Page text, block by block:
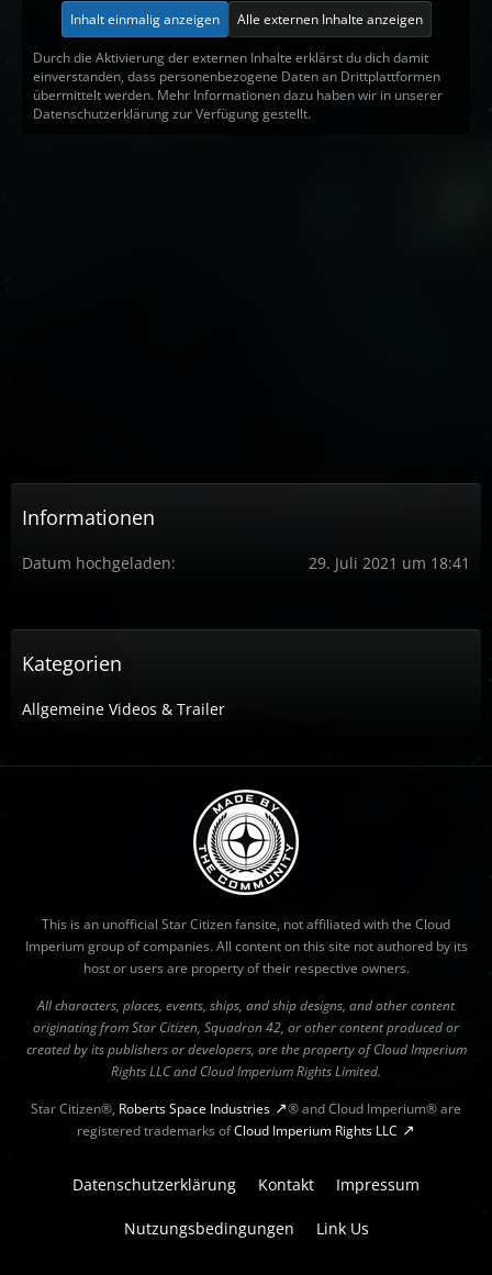
Inhalt einmalig anzeigen Alle externen Inhalte anzeigen
Durch die Aktivierung der externen Inhalte erklärst du dich damit
einverstanden, dass personenbezogene Daten an Drittplattformen
übermittelt werden. Mehr Informationen dazu haben wir in unserer
Datenschutzerklärung zur Verfügung gestellt.
Informationen
Datum hochgeladen 29. Juli 2021 um 18:41
Kategorien
Allgemeine Videos & Trailer
This is an unofficial Star Citizen fansite, not affiliated with the Cloud
Imperium group of companies. All content on this site not authored by its
host or users are property of their respective owners.
All characters, places, events, ships, and ship designs, and other content
originating from Star Citizen, Squadron 42, or other content produced or
created by its publishers or developers, are the property of Cloud Imperium
Rights LLC and Cloud Imperium Rights Limited.
Star Citizen®, Roberts Space Industries
® and Cloud Imperium® are
registered trademarks ofCloud Imperium Rights LLC
Datenschutzerklärung Kontakt Impressum
Nutzungsbedingungen Link Us